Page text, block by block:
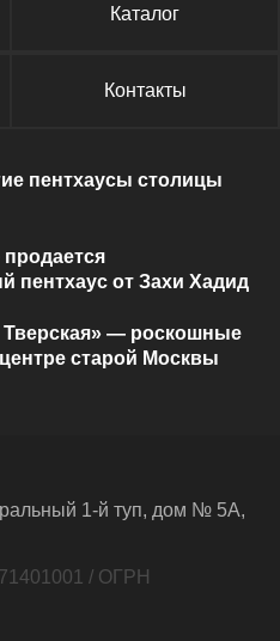
Каталог
Контакты
пентхаусы столицы
пентхаус от Захи Хадид
Тверская» — роскошные
старой Москвы
1-й туп, дом № 5А,
/ ОГРН